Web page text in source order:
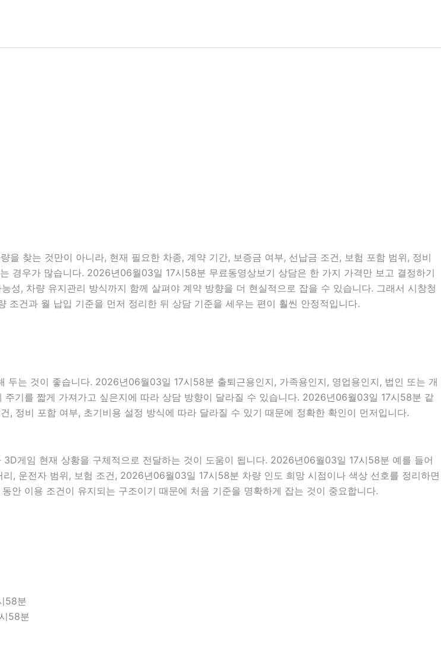
을 찾는 것만이 아니라, 현재 필요한 차종, 계약 기간, 보증금 여부, 선납금 조건, 보험 포함 범위, 정비
경우가 많습니다. 2026년06월03일 17시58분 무료동영상보기 상담은 한 가지 가격만 보고 결정하기
성, 차량 유지관리 방식까지 함께 살펴야 계약 방향을 더 현실적으로 잡을 수 있습니다. 그래서 시창청
건과 월 납입 기준을 먼저 정리한 뒤 상담 기준을 세우는 편이 훨씬 안정적입니다.
는 것이 좋습니다. 2026년06월03일 17시58분 출퇴근용인지, 가족용인지, 영업용인지, 법인 또는 개
기를 짧게 가져가고 싶은지에 따라 상담 방향이 달라질 수 있습니다. 2026년06월03일 17시58분 같
정비 포함 여부, 초기비용 설정 방식에 따라 달라질 수 있기 때문에 정확한 확인이 먼저입니다.
게임 현재 상황을 구체적으로 전달하는 것이 도움이 됩니다. 2026년06월03일 17시58분 예를 들어
, 운전자 범위, 보험 조건, 2026년06월03일 17시58분 차량 인도 희망 시점이나 색상 선호를 정리하면
안 이용 조건이 유지되는 구조이기 때문에 처음 기준을 명확하게 잡는 것이 중요합니다.
58분
58분